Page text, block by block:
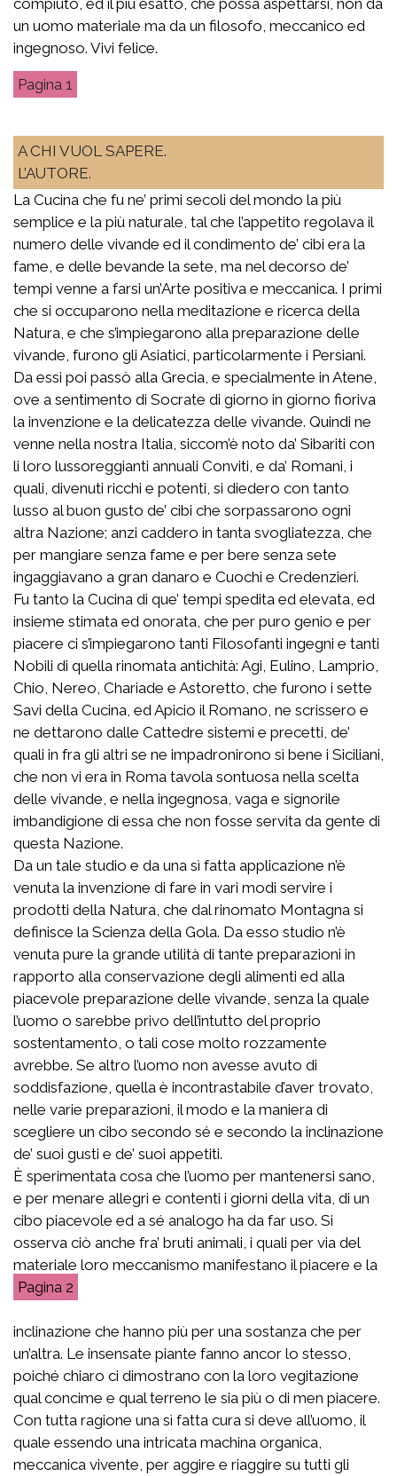
un uomo materiale ma da un filosofo, meccanico ed
ingegnoso. Vivi felice.
1
A CHI VUOL SAPERE.
L’AUTORE.
La Cucina che fu ne’ primi secoli del mondo la più
semplice e la più naturale, tal che l’appetito regolava il
numero delle vivande ed il condimento de’ cibi era la
fame, e delle bevande la sete, ma nel decorso de’
tempi venne a farsi un’Arte positiva e meccanica. I primi
che si occuparono nella meditazione e ricerca della
Natura, e che s’impiegarono alla preparazione delle
vivande, furono gli Asiatici, particolarmente i Persiani.
Da essi poi passò alla Grecia, e specialmente in Atene,
ove a sentimento di Socrate di giorno in giorno fioriva
la invenzione e la delicatezza delle vivande. Quindi ne
venne nella nostra Italia, siccom’è noto da’ Sibariti con
li loro lussoreggianti annuali Conviti, e da’ Romani, i
quali, divenuti ricchi e potenti, si diedero con tanto
lusso al buon gusto de’ cibi che sorpassarono ogni
altra Nazione; anzi caddero in tanta svogliatezza, che
per mangiare senza fame e per bere senza sete
ingaggiavano a gran danaro e Cuochi e Credenzieri.
Fu tanto la Cucina di que’ tempi spedita ed elevata, ed
insieme stimata ed onorata, che per puro genio e per
piacere ci s’impiegarono tanti Filosofanti ingegni e tanti
Nobili di quella rinomata antichità: Agi, Eulino, Lamprio,
Chio, Nereo, Chariade e Astoretto, che furono i sette
Savi della Cucina, ed Apicio il Romano, ne scrissero e
ne dettarono dalle Cattedre sistemi e precetti, de’
quali in fra gli altri se ne impadronirono sì bene i Siciliani,
che non vi era in Roma tavola sontuosa nella scelta
delle vivande, e nella ingegnosa, vaga e signorile
imbandigione di essa che non fosse servita da gente di
questa Nazione.
Da un tale studio e da una sì fatta applicazione n’è
venuta la invenzione di fare in vari modi servire i
prodotti della Natura, che dal rinomato Montagna si
definisce la Scienza della Gola. Da esso studio n’è
venuta pure la grande utilità di tante preparazioni in
rapporto alla conservazione degli alimenti ed alla
piacevole preparazione delle vivande, senza la quale
l’uomo o sarebbe privo dell’intutto del proprio
sostentamento, o tali cose molto rozzamente
avrebbe. Se altro l’uomo non avesse avuto di
soddisfazione, quella è incontrastabile d’aver trovato,
nelle varie preparazioni, il modo e la maniera di
scegliere un cibo secondo sé e secondo la inclinazione
de’ suoi gusti e de’ suoi appetiti.
È sperimentata cosa che l’uomo per mantenersi sano,
e per menare allegri e contenti i giorni della vita, di un
cibo piacevole ed a sé analogo ha da far uso. Si
osserva ciò anche fra’ bruti animali, i quali per via del
materiale loro meccanismo manifestano il piacere e la
2
inclinazione che hanno più per una sostanza che per
un’altra. Le insensate piante fanno ancor lo stesso,
poiché chiaro ci dimostrano con la loro vegitazione
qual concime e qual terreno le sia più o di men piacere.
Con tutta ragione una sì fatta cura si deve all’uomo, il
quale essendo una intricata machina organica,
meccanica vivente, per aggire e riaggire su tutti gli